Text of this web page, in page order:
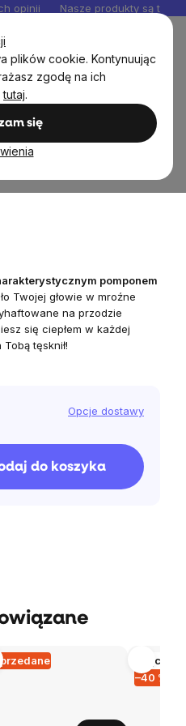
plików cookie. Kontynuując
zgodę na ich
tutaj.
się
opinii Nasze produkty są
żółta
pomponem
Twojej głowie w mroźne
na przodzie
się ciepłem w każdej
tęsknił!
Opcje dostawy
do koszyka
–40 %
Więcej